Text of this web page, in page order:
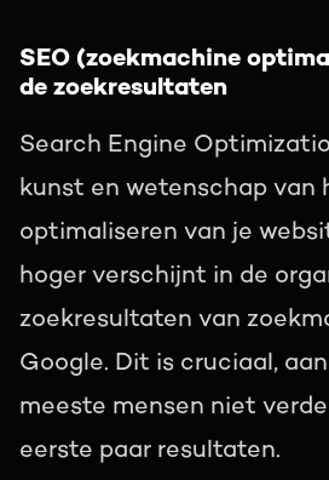
SEO (zoekmachine
de zoekresultaten
Search Engine
kunst en wetenschap van
optimaliseren van je
hoger verschijnt in de
zoekresultaten van
Google. Dit is cruciaal,
meeste mensen niet
eerste paar resultaten.